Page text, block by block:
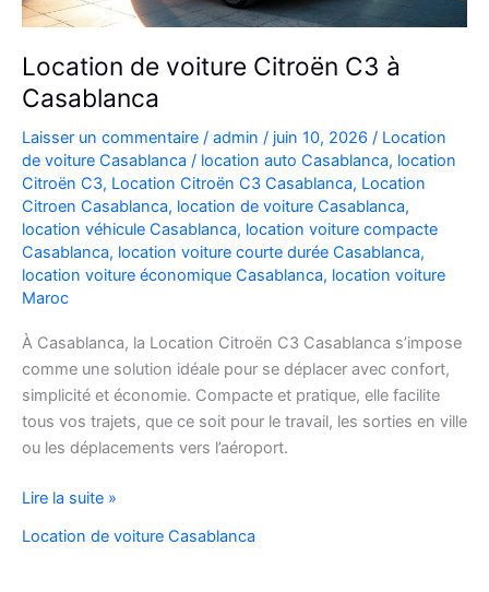
Location de voiture Citroën C3 à
Casablanca
Laisser un commentaire / admin / juin 10, 2026 / Location
de voiture Casablanca / location auto Casablanca, location
Citroën C3, Location Citroën C3 Casablanca, Location
Citroen Casablanca, location de voiture Casablanca,
location véhicule Casablanca, location voiture compacte
Casablanca, location voiture courte durée Casablanca,
location voiture économique Casablanca, location voiture
Maroc
À Casablanca, la Location Citroën C3 Casablanca s’impose
comme une solution idéale pour se déplacer avec confort,
simplicité et économie. Compacte et pratique, elle facilite
tous vos trajets, que ce soit pour le travail, les sorties en ville
ou les déplacements vers l’aéroport.
Location
voiture
Lire la suite »
Location de voiture Casablanca